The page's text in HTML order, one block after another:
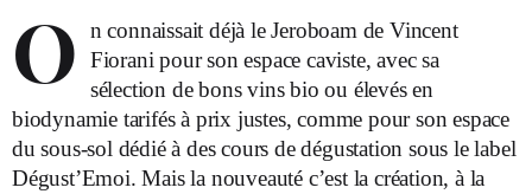
O
n connaissait déjà le Jeroboam de Vincent
Fiorani pour son espace caviste, avec sa
sélection de bons vins bio ou élevés en
biodynamie tarifés à prix justes, comme pour son espace
du sous-sol dédié à des cours de dégustation sous le label
Dégust’Emoi. Mais la nouveauté c’est la création, à la